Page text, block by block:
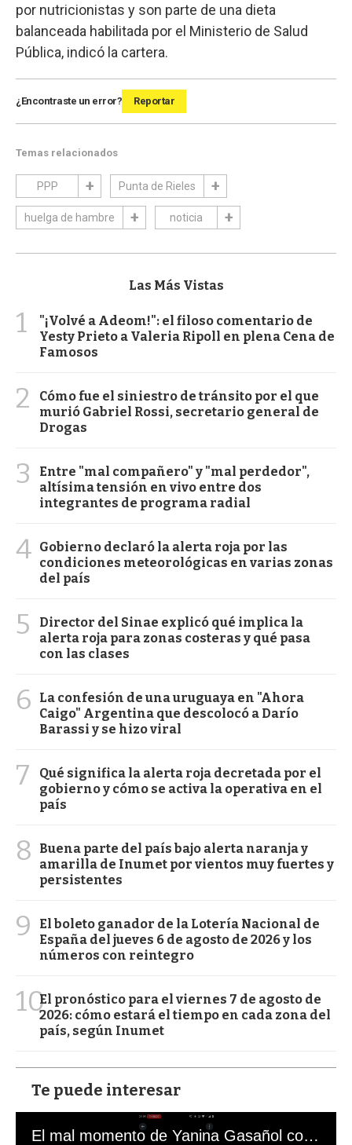
por nutricionistas y son parte de una dieta
balanceada habilitada por el Ministerio de Salud
Pública, indicó la cartera.
¿Encontraste un error? Reportar
Temas relacionados
PPP Punta de Rieles
huelga de hambre noticia
Las Más Vistas
1
"¡Volvé a Adeom!": el filoso comentario de
Yesty Prieto a Valeria Ripoll en plena Cena de
Famosos
2
Cómo fue el siniestro de tránsito por el que
murió Gabriel Rossi, secretario general de
Drogas
3
Entre "mal compañero" y "mal perdedor",
altísima tensión en vivo entre dos
integrantes de programa radial
4 Gobierno declaró la alerta roja por las
condiciones meteorológicas en varias zonas
del país
5
Director del Sinae explicó qué implica la
alerta roja para zonas costeras y qué pasa
con las clases
6
La confesión de una uruguaya en "Ahora
Caigo" Argentina que descolocó a Darío
Barassi y se hizo viral
7
Qué significa la alerta roja decretada por el
gobierno y cómo se activa la operativa en el
país
8
Buena parte del país bajo alerta naranja y
amarilla de Inumet por vientos muy fuertes y
persistentes
9
El boleto ganador de la Lotería Nacional de
España del jueves 6 de agosto de 2026 y los
números con reintegro
10El pronóstico para el viernes 7 de agosto de
2026: cómo estará el tiempo en cada zona del
país, según Inumet
Te puede interesar
El mal momento de Yanina Gasañol con un hincha argentino en "Subrayado"